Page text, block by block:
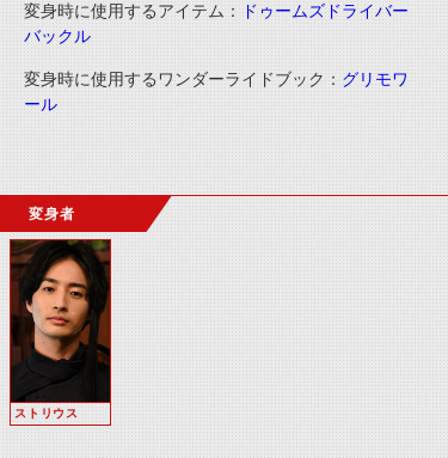
変身時に使用するアイテム：
ドゥームズドライバー
バックル
変身時に使用するワンダーライドブック： グリモワ
ール
変身者
ストリウス